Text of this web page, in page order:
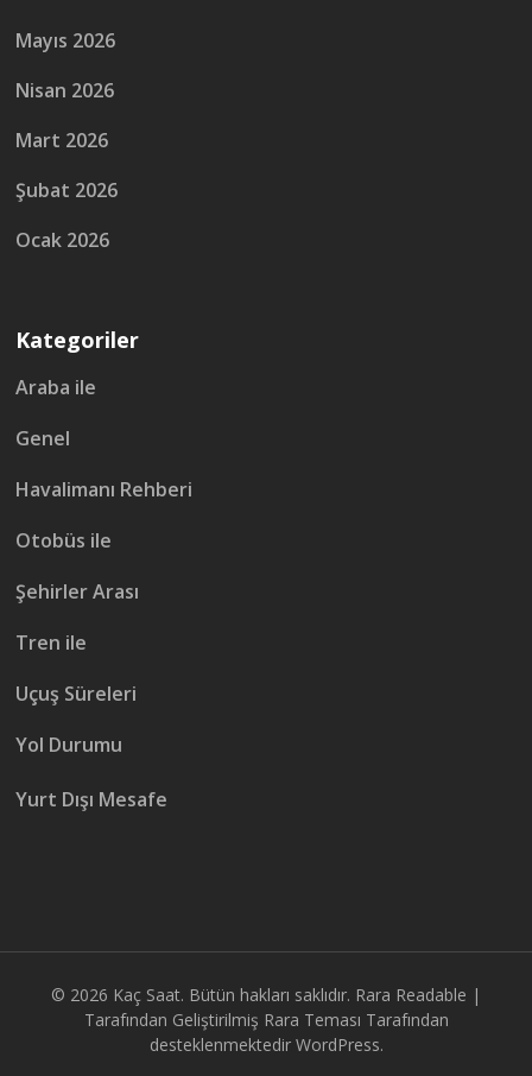
Mayıs 2026
Nisan 2026
Mart 2026
Şubat 2026
Ocak 2026
Kategoriler
Araba ile
Genel
Havalimanı Rehberi
Otobüs ile
Şehirler Arası
Tren ile
Uçuş Süreleri
Yol Durumu
Yurt Dışı Mesafe
© 2026 Kaç Saat. Bütün hakları saklıdır. Rara Readable |
Tarafından Geliştirilmiş Rara Teması Tarafından
desteklenmektedir WordPress.